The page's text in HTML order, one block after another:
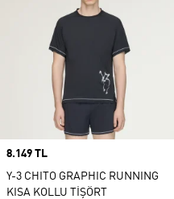
Price
8.149 TL
Y-3 CHITO GRAPHIC RUNNING
KISA KOLLU TİŞÖRT